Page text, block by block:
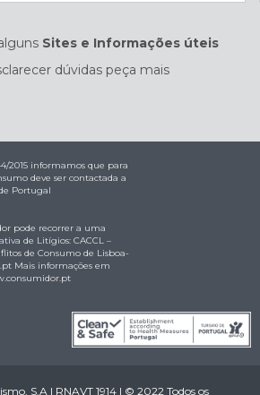
Sites e Informações úteis
dúvidas peça mais
2015 informamos que para
deve ser contactada a
Portugal
pode recorrer a uma
de Litígios: CACCL –
de Consumo de Lisboa-
Mais informações em
S.A | RNAVT 1914 | © 2022 Todos os